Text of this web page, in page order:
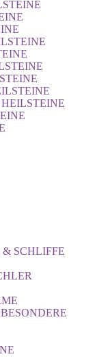
SCHLIFFE